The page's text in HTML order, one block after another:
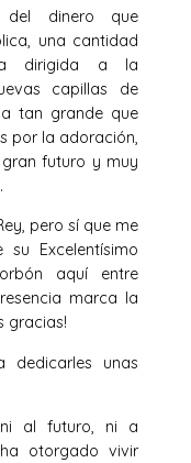
dinero que
una cantidad
dirigida a la
capillas de
tan grande que
por la adoración,
futuro y muy
pero sí que me
Excelentísimo
aquí entre
marca la
gracias!
dedicarles unas
ni al futuro, ni a
otorgado vivir